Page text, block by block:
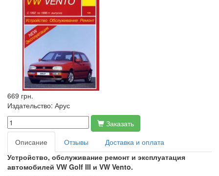
669 грн.
Издательство: Арус
Заказать
Описание
Отзывы
Доставка и оплата
Устройство, обслуживание ремонт и эксплуатация
автомобилей VW Golf III и VW Vento.